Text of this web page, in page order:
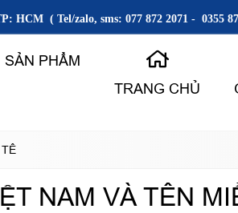
HCM ( Tel/zalo, sms: 077 872 2071 - 0355
SẢN PHẨM
TRANG CHỦ
NAM VÀ TÊN